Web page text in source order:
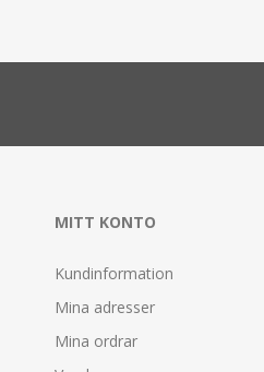
MITT KONTO
Kundinformation
Mina adresser
Mina ordrar